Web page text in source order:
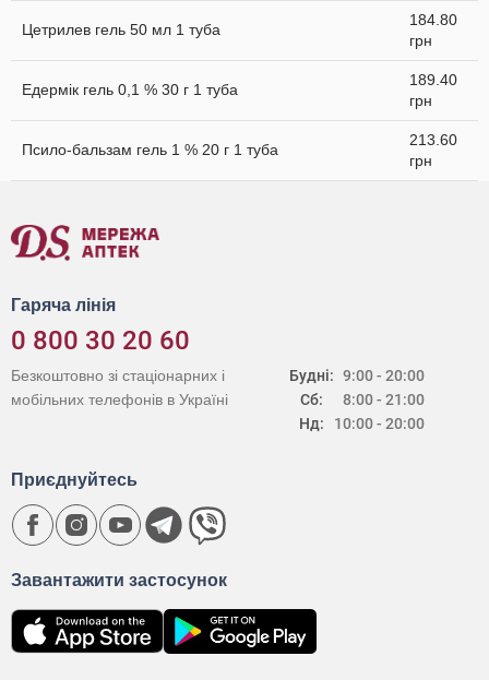
Цетрилев гель 50 мл 1 туба
184.80
грн
Едермік гель 0,1 % 30 г 1 туба
189.40
грн
Псило-бальзам гель 1 % 20 г 1 туба
213.60
грн
Гаряча лінія
0 800 30 20 60
Будні:
Сб:
Нд:
9:00 - 20:00
8:00 - 21:00
10:00 - 20:00
Безкоштовно зі стаціонарних і
мобільних телефонів в Україні
Завантажити застосунок
Приєднуйтесь